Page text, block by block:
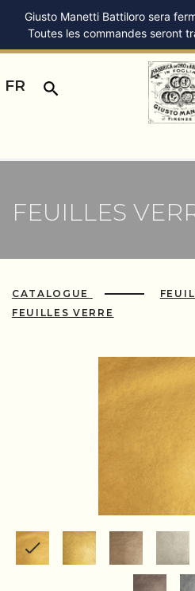
Giusto Manetti Battiloro sera
Toutes les commandes seront
FR
FEUILLES
CATALOGUE
FEUILLES VERRE